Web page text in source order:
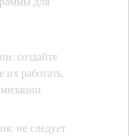
создайте
их работать,
не следует